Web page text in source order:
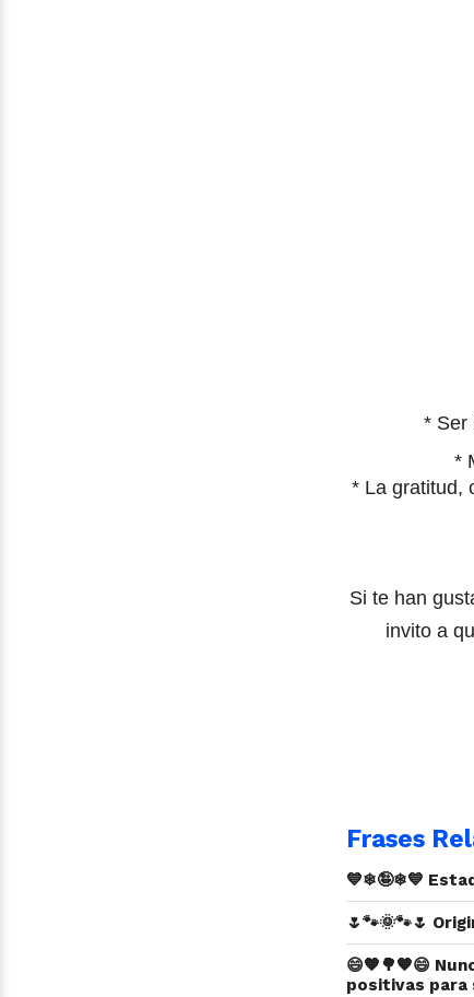
* Ser
*
* La gratitud,
Si te han
invito a
Frases
💙❄🤪❄💙
🌷🐾🌞🐾🌷
😄🧡🌳🧡😄
positivas para